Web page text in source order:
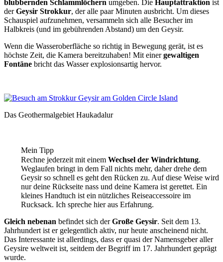
blubbernden Schlammlöchern umgeben. Die Hauptattraktion ist
derGeysir Strokkur, der alle paar Minuten ausbricht. Um dieses
Schauspiel aufzunehmen, versammeln sich alle Besucher im
Halbkreis (und im gebührenden Abstand) um den Geysir.
Wenn die Wasseroberfläche so richtig in Bewegung gerät, ist es
höchste Zeit, die Kamera bereitzuhaben! Mit einergewaltigen
Fontäne bricht das Wasser explosionsartig hervor.
Das Geothermalgebiet Haukadalur
Mein Tipp
Rechne jederzeit mit einem Wechsel der Windrichtung.
Weglaufen bringt in dem Fall nichts mehr, daher drehe dem
Geysir so schnell es geht den Rücken zu. Auf diese Weise wird
nur deine Rückseite nass und deine Kamera ist gerettet. Ein
kleines Handtuch ist ein nützliches Reiseaccessoire im
Rucksack. Ich spreche hier aus Erfahrung.
Gleich nebenan befindet sich derGroße Geysir. Seit dem 13.
Jahrhundert ist er gelegentlich aktiv, nur heute anscheinend nicht.
Das Interessante ist allerdings, dass er quasi der Namensgeber aller
Geysire weltweit ist, seitdem der Begriff im 17. Jahrhundert geprägt
wurde.